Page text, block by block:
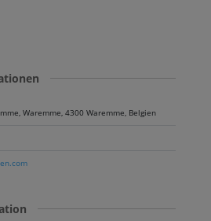
Waremme, 4300 Waremme, Belgien